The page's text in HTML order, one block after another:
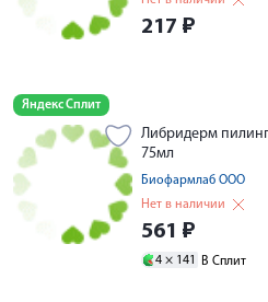
217 ₽
Яндекс Сплит
Либридерм
75мл
Биофармлаб ООО
Нет в наличии
561 ₽
4 × 141 В Сплит